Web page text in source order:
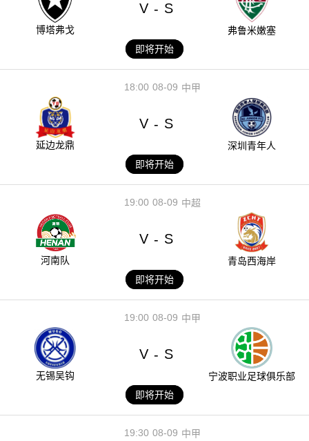
博塔弗戈
V - S
弗鲁米嫩塞
即将开始
08-09
18:00 中甲
延边龙鼎
V - S
深圳青年人
即将开始
08-09
19:00 中超
河南队
V - S
青岛西海岸
即将开始
08-09
19:00 中甲
无锡吴钩
V - S
宁波职业足球俱乐部
即将开始
08-09
19:30 中甲